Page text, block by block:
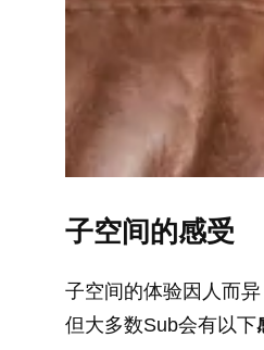
子空间的感受
子空间的体验因人而异
但大多数Sub会有以下